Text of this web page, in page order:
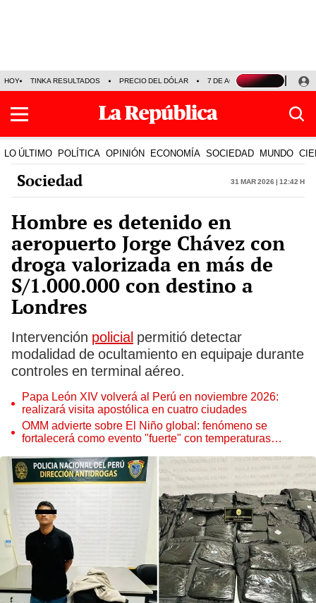
HOY TINKA RESULTADOS PRECIO DEL DÓLAR 7 DE AGOSTO OLLANTA
LO ÚLTIMO POLÍTICA OPINIÓN ECONOMÍA SOCIEDAD MUNDO
Sociedad 31 Mar 2026 | 12:42 h
Hombre es detenido en
aeropuerto Jorge Chávez con
droga valorizada en más de
S/1.000.000 con destino a
Londres
Intervención policial permitió detectar
modalidad de ocultamiento en equipaje durante
controles en terminal aéreo.
Papa León XIV volverá al Perú en noviembre 2026:
realizará visita apostólica en cuatro ciudades
OMM advierte sobre El Niño global: fenómeno se
fortalecerá como evento "fuerte" con temperaturas